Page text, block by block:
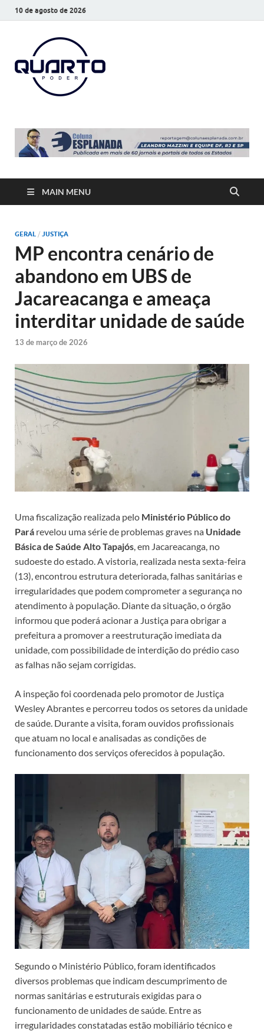
10 de agosto de 2026
MAIN MENU
GERAL / JUSTIÇA
MP encontra cenário de
abandono em UBS de
Jacareacanga e ameaça
interditar unidade de saúde
13 de março de 2026
Uma fiscalização realizada pelo Ministério Público do
Pará revelou uma série de problemas graves na Unidade
Básica de Saúde Alto Tapajós, em Jacareacanga, no
sudoeste do estado. A vistoria, realizada nesta sexta-feira
(13), encontrou estrutura deteriorada, falhas sanitárias e
irregularidades que podem comprometer a segurança no
atendimento à população. Diante da situação, o órgão
informou que poderá acionar a Justiça para obrigar a
prefeitura a promover a reestruturação imediata da
unidade, com possibilidade de interdição do prédio caso
as falhas não sejam corrigidas.
A inspeção foi coordenada pelo promotor de Justiça
Wesley Abrantes e percorreu todos os setores da unidade
de saúde. Durante a visita, foram ouvidos profissionais
que atuam no local e analisadas as condições de
funcionamento dos serviços oferecidos à população.
Segundo o Ministério Público, foram identificados
diversos problemas que indicam descumprimento de
normas sanitárias e estruturais exigidas para o
funcionamento de unidades de saúde. Entre as
irregularidades constatadas estão mobiliário técnico e